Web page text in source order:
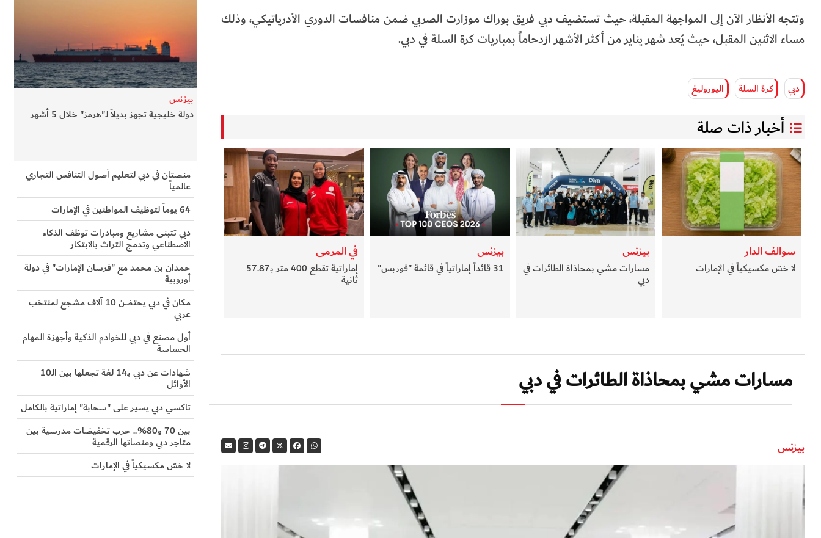
وتتجه الأنظار الآن إلى المواجهة المقبلة، حيث تستضيف دبي فريق بوراك موزارت الصربي ضمن منافسات الدوري الأدرياتيكي، وذلك
مساء الاثنين المقبل، حيث يُعد شهر يناير من أكثر الأشهر ازدحاماً بمباريات كرة السلة في دبي.
دبي كرة السلة اليوروليغ
أخبار ذات صلة
سوالف الدار
لا خسّ مكسيكياً في الإمارات
بيزنس
مسارات مشي بمحاذاة الطائرات في
دبي
بيزنس
31 قائداً إماراتياً في قائمة "فوربس"
في المرمى
إماراتية تقطع 400 متر بـ57.87
ثانية
مسارات مشي بمحاذاة الطائرات في دبي
بيزنس
بيزنس
دولة خليجية تجهز بديلاً لـ"هرمز" خلال 5 أشهر
منصتان في دبي لتعليم أصول التنافس التجاري
عالمياً
64 يوماً لتوظيف المواطنين في الإمارات
دبي تتبنى مشاريع ومبادرات توظف الذكاء
الاصطناعي وتدمج التراث بالابتكار
حمدان بن محمد مع "فرسان الإمارات" في دولة
أوروبية
مكان في دبي يحتضن 10 آلاف مشجع لمنتخب
عربي
أول مصنع في دبي للخوادم الذكية وأجهزة المهام
الحساسة
شهادات عن دبي بـ14 لغة تجعلها بين الـ10
الأوائل
تاكسي دبي يسير على "سحابة" إماراتية بالكامل
بين 70 و80%.. حرب تخفيضات مدرسية بين
متاجر دبي ومنصاتها الرقمية
لا خسّ مكسيكياً في الإمارات